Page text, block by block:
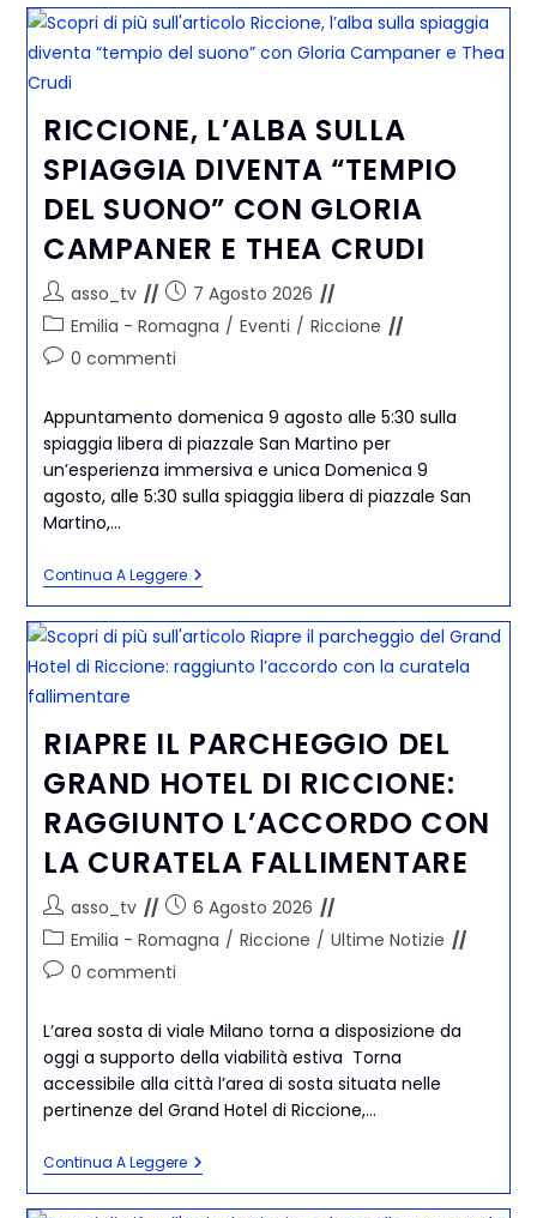
RICCIONE, L’ALBA SULLA
SPIAGGIA DIVENTA “TEMPIO
DEL SUONO” CON GLORIA
CAMPANER E THEA CRUDI
asso_tv
7 Agosto 2026
Emilia - Romagna / Eventi / Riccione
0 commenti
Appuntamento domenica 9 agosto alle 5:30 sulla
spiaggia libera di piazzale San Martino per
un’esperienza immersiva e unica Domenica 9
agosto, alle 5:30 sulla spiaggia libera di piazzale San
Martino,…
Continua A Leggere
RIAPRE IL PARCHEGGIO DEL
GRAND HOTEL DI RICCIONE:
RAGGIUNTO L’ACCORDO CON
LA CURATELA FALLIMENTARE
asso_tv
6 Agosto 2026
Emilia - Romagna / Riccione / Ultime Notizie
0 commenti
L’area sosta di viale Milano torna a disposizione da
oggi a supporto della viabilità estiva Torna
accessibile alla città l’area di sosta situata nelle
pertinenze del Grand Hotel di Riccione,…
Continua A Leggere